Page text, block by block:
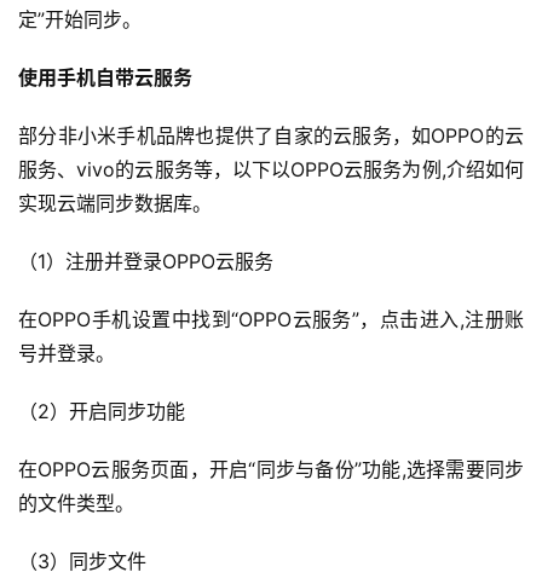
首
页
产
定”开始同步。
使用手机自带云服务
部分非小米手机品牌也提供了自家的云服务，如OPPO的云
服务、vivo的云服务等，以下以OPPO云服务为例,介绍如何
实现云端同步数据库。
（1）注册并登录OPPO云服务
在OPPO手机设置中找到“OPPO云服务”，点击进入,注册账
号并登录。
（2）开启同步功能
在OPPO云服务页面，开启“同步与备份”功能,选择需要同步
的文件类型。
（3）同步文件